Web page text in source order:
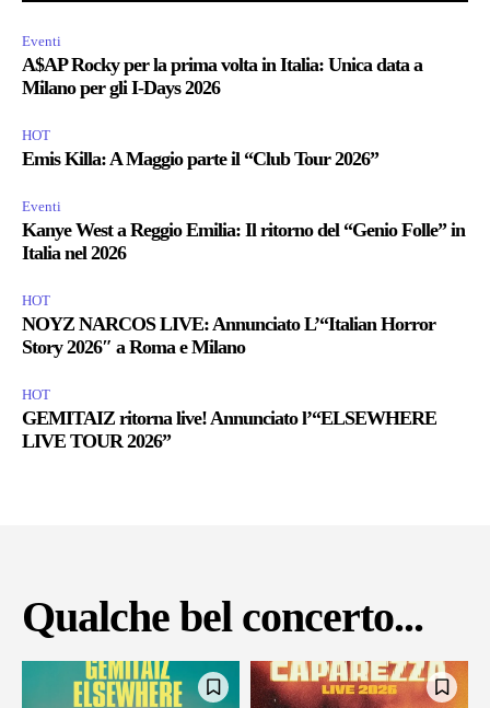
Eventi
A$AP Rocky per la prima volta in Italia: Unica data a
Milano per gli I-Days 2026
HOT
Emis Killa: A Maggio parte il “Club Tour 2026”
Eventi
Kanye West a Reggio Emilia: Il ritorno del “Genio Folle” in
Italia nel 2026
HOT
NOYZ NARCOS LIVE: Annunciato L’“Italian Horror
Story 2026″ a Roma e Milano
HOT
GEMITAIZ ritorna live! Annunciato l’“ELSEWHERE
LIVE TOUR 2026”
Qualche bel concerto...